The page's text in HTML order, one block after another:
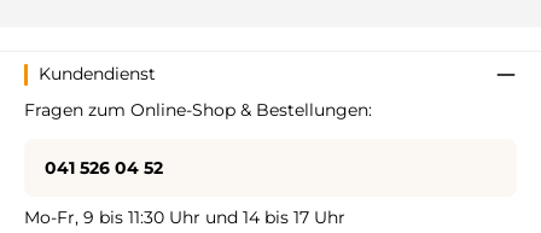
Kundendienst
Fragen zum Online-Shop & Bestellungen:
041 526 04 52
Mo-Fr, 9 bis 11:30 Uhr und 14 bis 17 Uhr